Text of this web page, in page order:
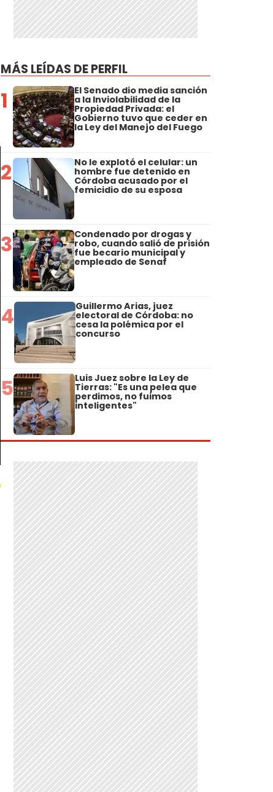
MÁS LEÍDAS DE PERFIL
1 El Senado dio media sanción
a la Inviolabilidad de la
Propiedad Privada: el
Gobierno tuvo que ceder en
la Ley del Manejo del Fuego
2 No le explotó el celular: un
hombre fue detenido en
Córdoba acusado por el
femicidio de su esposa
3 Condenado por drogas y
robo, cuando salió de prisión
fue becario municipal y
empleado de Senaf
4 Guillermo Arias, juez
electoral de Córdoba: no
cesa la polémica por el
concurso
5 Luis Juez sobre la Ley de
Tierras: "Es una pelea que
perdimos, no fuimos
inteligentes"